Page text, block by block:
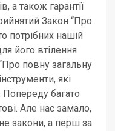
а також гарантії
Закон “Про
потрібних нашій
його втілення
повну загальну
які
багато
Але нас замало,
закони, а перш за